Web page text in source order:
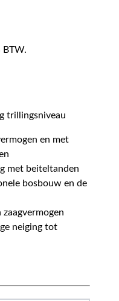
BTW.
trillingsniveau
en met
met beiteltanden
bosbouw en de
zaagvermogen
neiging tot